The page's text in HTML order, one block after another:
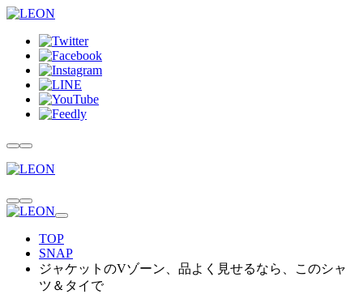
TOP
SNAP
ジャケットのVゾーン、品よく見せるなら、このシャ
ツ＆タイで